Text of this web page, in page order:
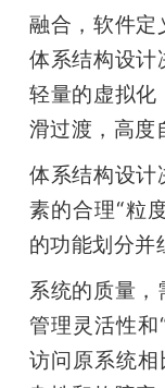
融合，软件定
体系结构设计
轻量的虚拟化
滑过渡，高度
体系结构设计
素的合理“粒
的功能划分并
系统的质量
管理灵活性和
访问原系统相